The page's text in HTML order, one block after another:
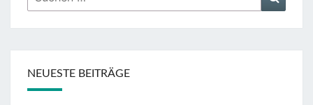
nach:
NEUESTE BEITRÄGE